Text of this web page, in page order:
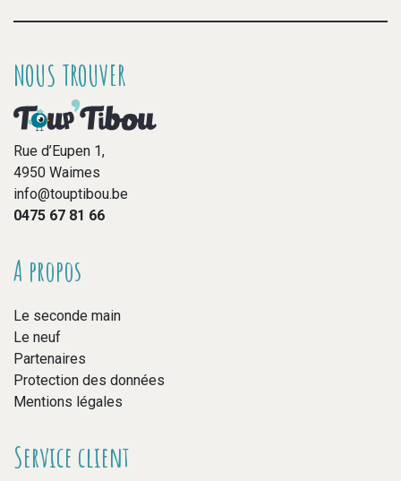
NOUS TROUVER
Rue d’Eupen 1,
4950 Waimes
info@touptibou.be
0475 67 81 66
A propos
Le seconde main
Le neuf
Partenaires
Protection des données
Mentions légales
Service client